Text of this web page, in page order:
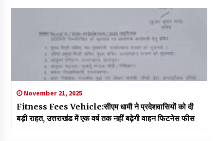
November 21, 2025
Fitness Fees Vehicle:सीएम धामी ने प्रदेशवासियों को दी
बड़ी राहत, उत्तराखंड में एक वर्ष तक नहीं बढ़ेगी वाहन फिटनेस फीस